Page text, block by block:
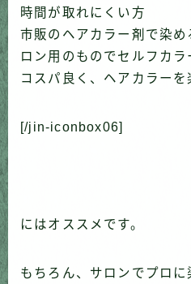
時間が取れにくい方
市販のヘアカラー剤で染
ロン用のものでセルフカ
コスパ良く、ヘアカラーを
[/jin-iconbox06]
にはオススメです。
もちろん、サロンでプロ